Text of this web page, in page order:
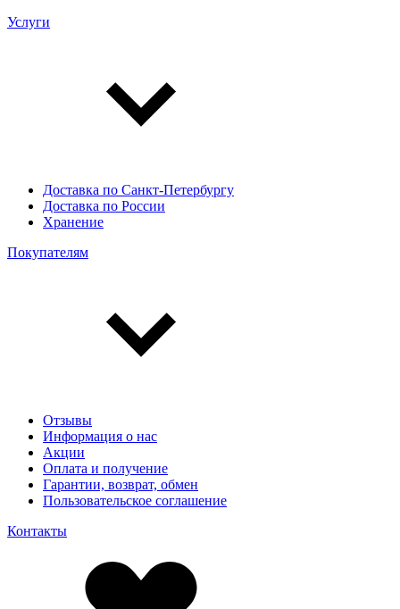
Услуги
Доставка по Санкт-Петербургу
Доставка по России
Хранение
Покупателям
Отзывы
Информация о нас
Акции
Оплата и получение
Гарантии, возврат, обмен
Пользовательское соглашение
Контакты